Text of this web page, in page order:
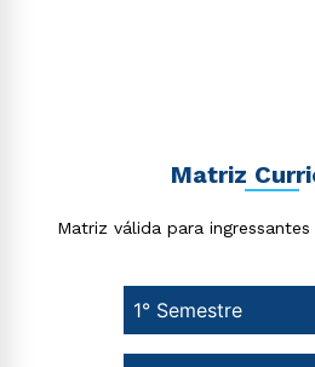
Matriz
Matriz válida para
1° Semestre